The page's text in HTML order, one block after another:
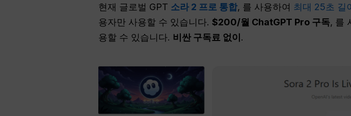
현재 글로벌 GPT 소라 2 프로 통합, 를 사용하여 최대 25초 길
용자만 사용할 수 있습니다. $200/월 ChatGPT Pro 구독, 를
용할 수 있습니다. 비싼 구독료 없이 .